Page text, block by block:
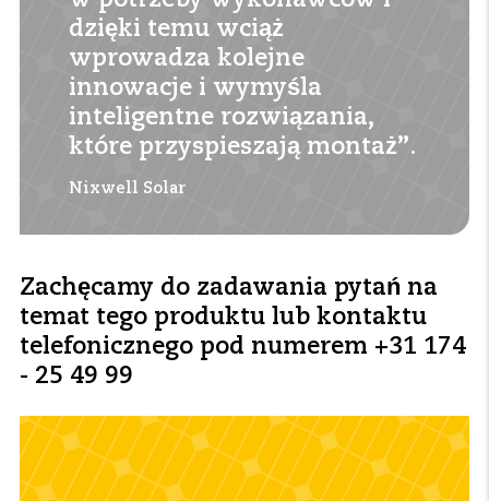
dzięki temu wciąż
wprowadza kolejne
innowacje i wymyśla
inteligentne rozwiązania,
które przyspieszają montaż”.
Nixwell Solar
Zachęcamy do zadawania pytań na
temat tego produktu lub kontaktu
telefonicznego pod numerem +31 174
- 25 49 99